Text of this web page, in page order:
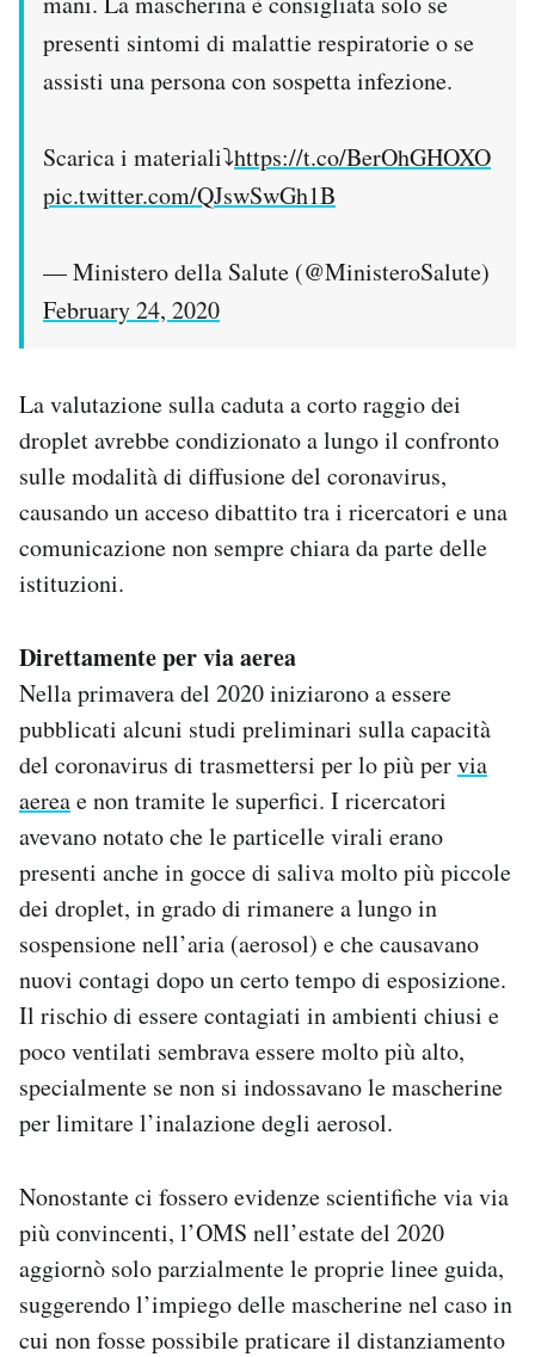
presenti sintomi di malattie respiratorie o se
assisti una persona con sospetta infezione.
Scarica i materiali⤵https://t.co/BerOhGHOXO
pic.twitter.com/QJswSwGh1B
— Ministero della Salute (@MinisteroSalute)
February 24, 2020
La valutazione sulla caduta a corto raggio dei
droplet avrebbe condizionato a lungo il confronto
sulle modalità di diffusione del coronavirus,
causando un acceso dibattito tra i ricercatori e una
comunicazione non sempre chiara da parte delle
istituzioni.
Direttamente per via aerea
Nella primavera del 2020 iniziarono a essere
pubblicati alcuni studi preliminari sulla capacità
del coronavirus di trasmettersi per lo più pervia
aereae non tramite le superfici. I ricercatori
avevano notato che le particelle virali erano
presenti anche in gocce di saliva molto più piccole
dei droplet, in grado di rimanere a lungo in
sospensione nell’aria (aerosol) e che causavano
nuovi contagi dopo un certo tempo di esposizione.
Il rischio di essere contagiati in ambienti chiusi e
poco ventilati sembrava essere molto più alto,
specialmente se non si indossavano le mascherine
per limitare l’inalazione degli aerosol.
Nonostante ci fossero evidenze scientifiche via via
più convincenti, l’OMS nell’estate del 2020
aggiornò solo parzialmente le proprie linee guida,
suggerendo l’impiego delle mascherine nel caso in
cui non fosse possibile praticare il distanziamento